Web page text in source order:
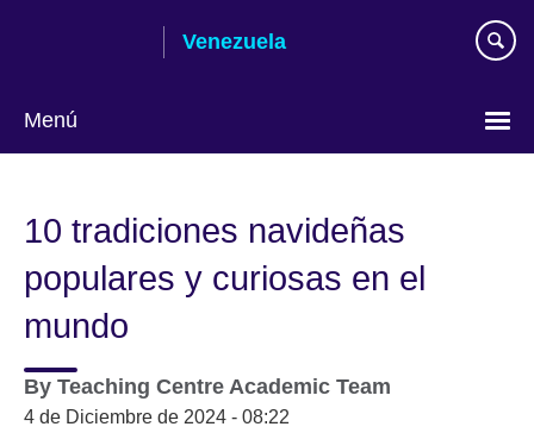
Venezuela
Menú
idioma
10 tradiciones navideñas
populares y curiosas en el
mundo
By Teaching Centre Academic Team
4 de Diciembre de 2024 - 08:22